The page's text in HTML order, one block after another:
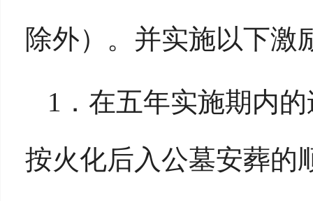
除外） 。并实施以下激
1．在五年实施期内
按火化后入公墓安葬的